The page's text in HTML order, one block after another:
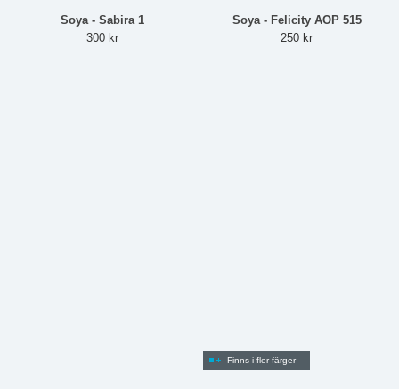
Soya - Sabira 1
300 kr
Soya - Felicity AOP 515
250 kr
Finns i fler färger